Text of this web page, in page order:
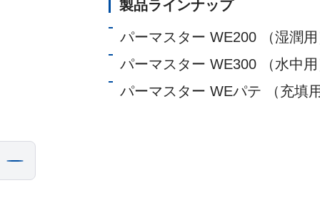
製品ラインナップ
パーマスター WE200 （湿潤用
パーマスター WE300 （水中用
パーマスター WEパテ （充填用